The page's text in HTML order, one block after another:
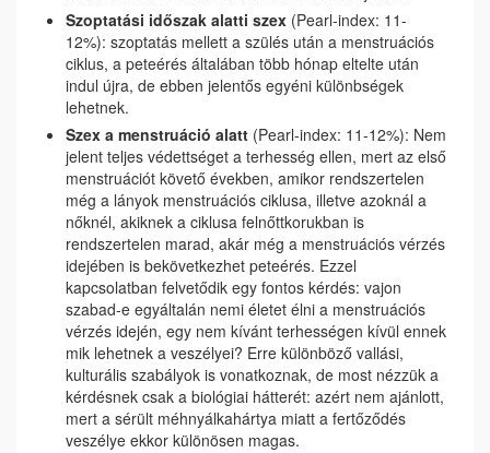
Szoptatási időszak alatti szex (Pearl-index: 11-
12%): szoptatás mellett a szülés után a menstruációs
ciklus, a peteérés általában több hónap eltelte után
indul újra, de ebben jelentős egyéni különbségek
lehetnek.
Szex a menstruáció alatt (Pearl-index: 11-12%): Nem
jelent teljes védettséget a terhesség ellen, mert az első
menstruációt követő években, amikor rendszertelen
még a lányok menstruációs ciklusa, illetve azoknál a
nőknél, akiknek a ciklusa felnőttkorukban is
rendszertelen marad, akár még a menstruációs vérzés
idejében is bekövetkezhet peteérés. Ezzel
kapcsolatban felvetődik egy fontos kérdés: vajon
szabad-e egyáltalán nemi életet élni a menstruációs
vérzés idején, egy nem kívánt terhességen kívül ennek
mik lehetnek a veszélyei? Erre különböző vallási,
kulturális szabályok is vonatkoznak, de most nézzük a
kérdésnek csak a biológiai hátterét: azért nem ajánlott,
mert a sérült méhnyálkahártya miatt a fertőződés
veszélye ekkor különösen magas.